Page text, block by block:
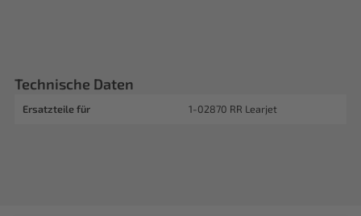
Technische Daten
Ersatzteile für 1-02870 RR Learjet